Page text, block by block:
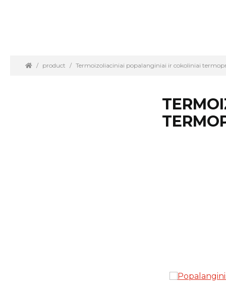
product Termoizoliaciniai popalanginiai ir cokoliniai